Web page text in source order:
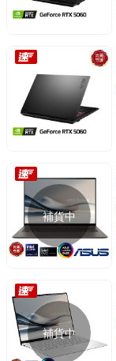
補貨中
補貨中